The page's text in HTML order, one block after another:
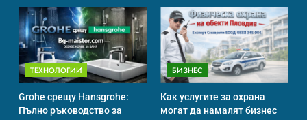
Забаба
ИСТОРИЯ
Технологични оръжия, от
ТЕХНОЛОГИИ
Grohe срещу Hansgrohe:
Пълно ръководство за
БИЗНЕС
Как услугите за охрана
могат да намалят бизнес